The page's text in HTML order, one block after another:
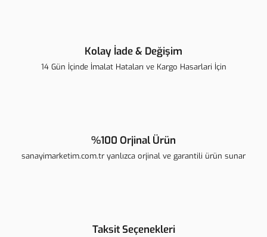
Kolay İade & Değişim
14 Gün İçinde İmalat Hataları ve Kargo Hasarlari İçin
%100 Orjinal Ürün
sanayimarketim.com.tr yanlızca orjinal ve garantili ürün sunar
Taksit Seçenekleri